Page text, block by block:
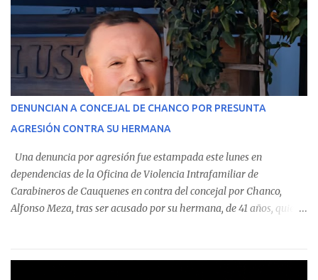
custodian fondos públicos— efectuaron transacciones por un
monto total de $116.075.918 entre enero de 2024 y junio de 2025.
En el detalle regional, se indica que en la comuna de Cauquenes se
identificó a cuatro funcionarios involucrados en este tipo de
operaciones. Asimismo, se precisa que uno de los casos
corresponde a un funcionario de la Municipalidad de Chanco,
detectaron incumplimientos a la normativa vigente. El informe
precisa que la mayor cantidad de dinero apostado se registró en
Talca, donde...
DENUNCIAN A CONCEJAL DE CHANCO POR PRESUNTA
AGRESIÓN CONTRA SU HERMANA
Una denuncia por agresión fue estampada este lunes en
dependencias de la Oficina de Violencia Intrafamiliar de
Carabineros de Cauquenes en contra del concejal por Chanco,
Alfonso Meza, tras ser acusado por su hermana, de 41 años, quien
relató que los hechos ocurrieron cerca de las 11:30 horas en el